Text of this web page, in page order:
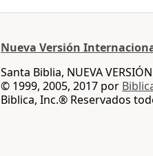
Nueva Versión
Santa Biblia, NUEVA
© 1999, 2005, 2017 por
Biblica, Inc.® Reservados